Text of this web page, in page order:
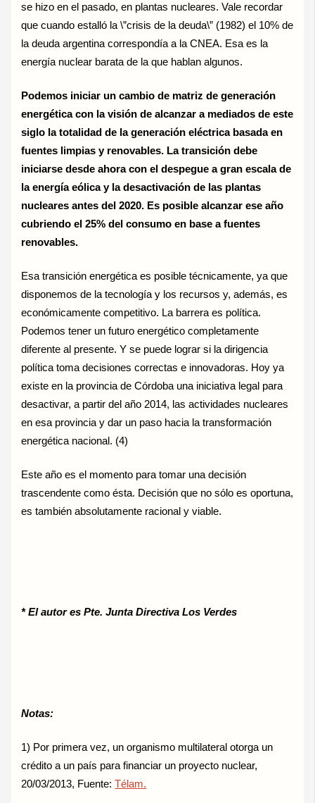
se hizo en el pasado, en plantas nucleares. Vale recordar
que cuando estalló la \”crisis de la deuda\” (1982) el 10% de
la deuda argentina correspondía a la CNEA. Esa es la
energía nuclear barata de la que hablan algunos.
Podemos iniciar un cambio de matriz de generación
energética con la visión de alcanzar a mediados de este
siglo la totalidad de la generación eléctrica basada en
fuentes limpias y renovables. La transición debe
iniciarse desde ahora con el despegue a gran escala de
la energía eólica y la desactivación de las plantas
nucleares antes del 2020. Es posible alcanzar ese año
cubriendo el 25% del consumo en base a fuentes
renovables.
Esa transición energética es posible técnicamente, ya que
disponemos de la tecnología y los recursos y, además, es
económicamente competitivo. La barrera es política.
Podemos tener un futuro energético completamente
diferente al presente. Y se puede lograr si la dirigencia
política toma decisiones correctas e innovadoras. Hoy ya
existe en la provincia de Córdoba una iniciativa legal para
desactivar, a partir del año 2014, las actividades nucleares
en esa provincia y dar un paso hacia la transformación
energética nacional. (4)
Este año es el momento para tomar una decisión
trascendente como ésta. Decisión que no sólo es oportuna,
es también absolutamente racional y viable.
* El autor es Pte. Junta Directiva Los Verdes
Notas:
1) Por primera vez, un organismo multilateral otorga un
crédito a un país para financiar un proyecto nuclear,
20/03/2013, Fuente:Télam.